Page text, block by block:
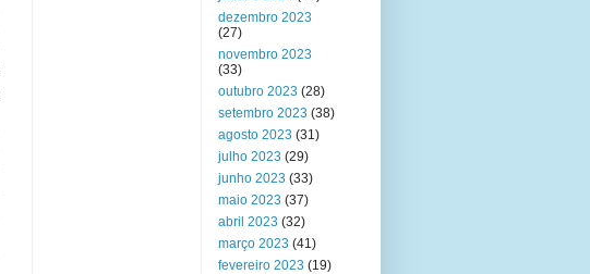
dezembro 2023
(27)
novembro 2023
(33)
outubro 2023 (28)
setembro 2023 (38)
agosto 2023 (31)
julho 2023 (29)
junho 2023 (33)
maio 2023 (37)
abril 2023 (32)
março 2023 (41)
fevereiro 2023 (19)